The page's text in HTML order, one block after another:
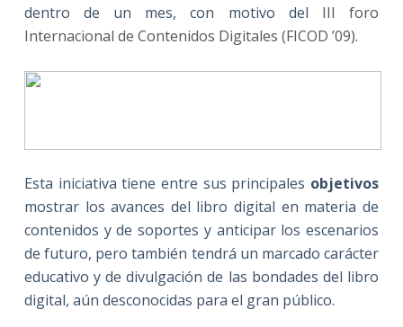
dentro de un mes, con motivo del III foro
Internacional de Contenidos Digitales (FICOD ’09).
Esta iniciativa tiene entre sus principales objetivos
mostrar los avances del libro digital en materia de
contenidos y de soportes y anticipar los escenarios
de futuro, pero también tendrá un marcado carácter
educativo y de divulgación de las bondades del libro
digital, aún desconocidas para el gran público.